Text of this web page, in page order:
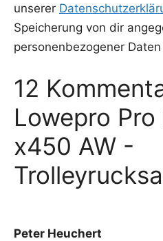
unserer
Speicherung von dir
personenbezogener Daten
12
Lowepro Pro
x450 AW -
Peter Heuchert